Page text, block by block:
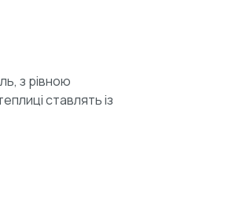
з рівною
ставлять із